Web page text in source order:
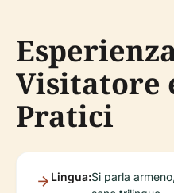
Visitatore
Pratici
Lingua:Si parla